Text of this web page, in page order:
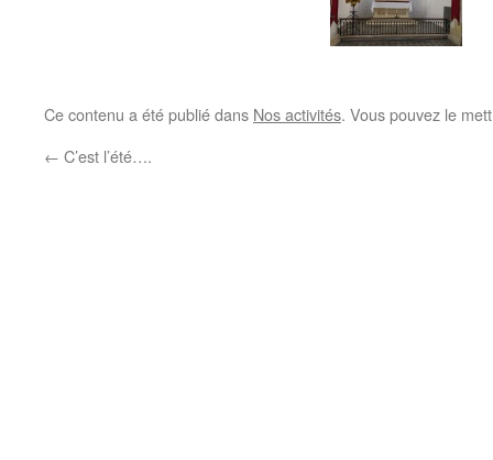
Ce contenu a été publié dans Nos activités. Vous pouvez le
← C’est l’été….